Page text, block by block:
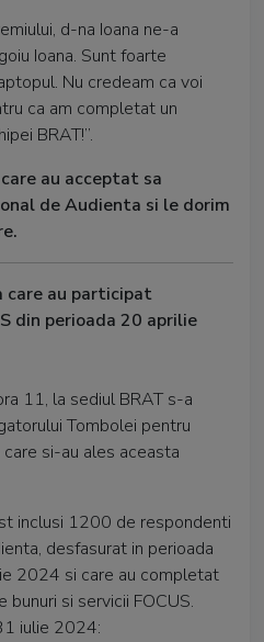
d-na Ioana ne-a
Ioana. Sunt foarte
Nu credeam ca voi
ca am completat un
BRAT!”.
au acceptat sa
de Audienta si le dorim
care au participat
din perioada 20 aprilie
11, la sediul BRAT s-a
Tombolei pentru
si-au ales aceasta
inclusi 1200 de respondenti
desfasurat in perioada
2024 si care au completat
si servicii FOCUS.
iulie 2024: